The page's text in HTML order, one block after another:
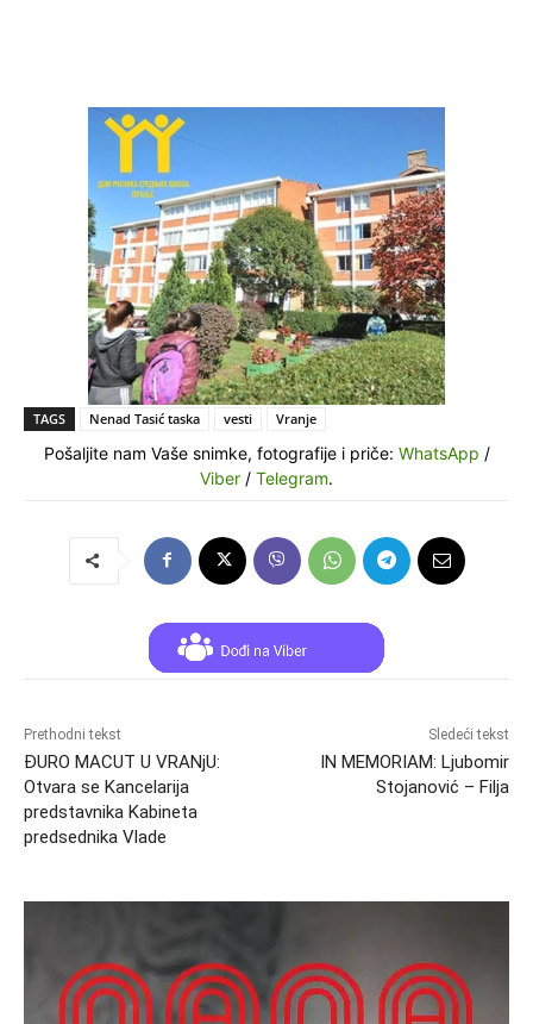
TAGS Nenad Tasić taska vesti Vranje
Pošaljite nam Vaše snimke, fotografije i priče: WhatsApp /
Viber / Telegram.
Prethodni tekst
ĐURO MACUT U VRANјU:
Otvara se Kancelarija
predstavnika Kabineta
predsednika Vlade
Sledeći tekst
IN MEMORIAM: Ljubomir
Stojanović – Filja